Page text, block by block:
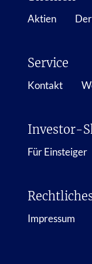
Aktien
Service
Kontakt
Investor-
Für Einsteiger
Impressum